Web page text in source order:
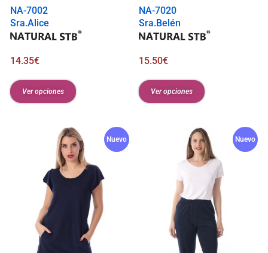
NA-7002
Sra.Alice
14.35€
Ver opciones
NA-7020
Sra.Belén
15.50€
Ver opciones
Nuevo Nuevo